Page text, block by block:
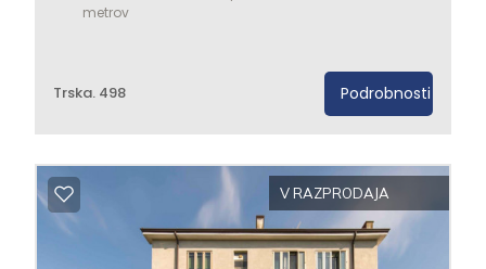
metrov
Trska. 498 Podrobnosti
V RAZPRODAJA